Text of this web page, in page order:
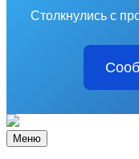
Столкнулись с
Меню